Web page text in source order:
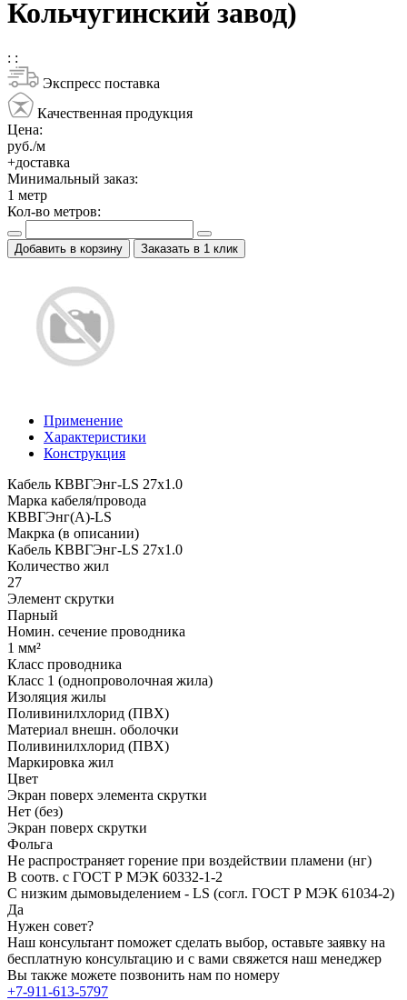
Кольчугинский завод)
: :
Экспресс поставка
Качественная продукция
Цена:
руб./м
+доставка
Минимальный заказ:
1 метр
Кол-во метров:
Добавить в корзину Заказать в 1 клик
Применение
Характеристики
Конструкция
Кабель КВВГЭнг-LS 27х1.0
Марка кабеля/провода
КВВГЭнг(А)-LS
Макрка (в описании)
Кабель КВВГЭнг-LS 27х1.0
Количество жил
27
Элемент скрутки
Парный
Номин. сечение проводника
1 мм²
Класс проводника
Класс 1 (однопроволочная жила)
Изоляция жилы
Поливинилхлорид (ПВХ)
Материал внешн. оболочки
Поливинилхлорид (ПВХ)
Маркировка жил
Цвет
Экран поверх элемента скрутки
Нет (без)
Экран поверх скрутки
Фольга
Не распространяет горение при воздействии пламени (нг)
В соотв. с ГОСТ Р МЭК 60332-1-2
С низким дымовыделением - LS (согл. ГОСТ Р МЭК 61034-2)
Да
Нужен совет?
Наш консультант поможет сделать выбор, оставьте заявку на
бесплатную консультацию и с вами свяжется наш менеджер
Вы также можете позвонить нам по номеру
+7-911-613-5797